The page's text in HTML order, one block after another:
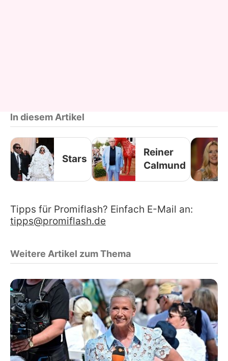
In diesem Artikel
Stars
Reiner
Calmund
Tipps für Promiflash? Einfach E-Mail an:
tipps@promiflash.de
Weitere Artikel zum Thema